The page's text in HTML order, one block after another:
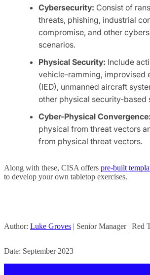
Cybersecurity: Consist of
threats, phishing, industrial
compromise, and other
scenarios.
Physical Security: Include
vehicle-ramming, improvised
(IED), unmanned aircraft
other physical security-based
Cyber-Physical Convergence:
physical from threat vectors
from physical threat vectors.
Along with these, CISA offers pre-built
to develop your own tabletop exercises.
Author: Luke Groves | Senior Manager | Red
Date: September 2023